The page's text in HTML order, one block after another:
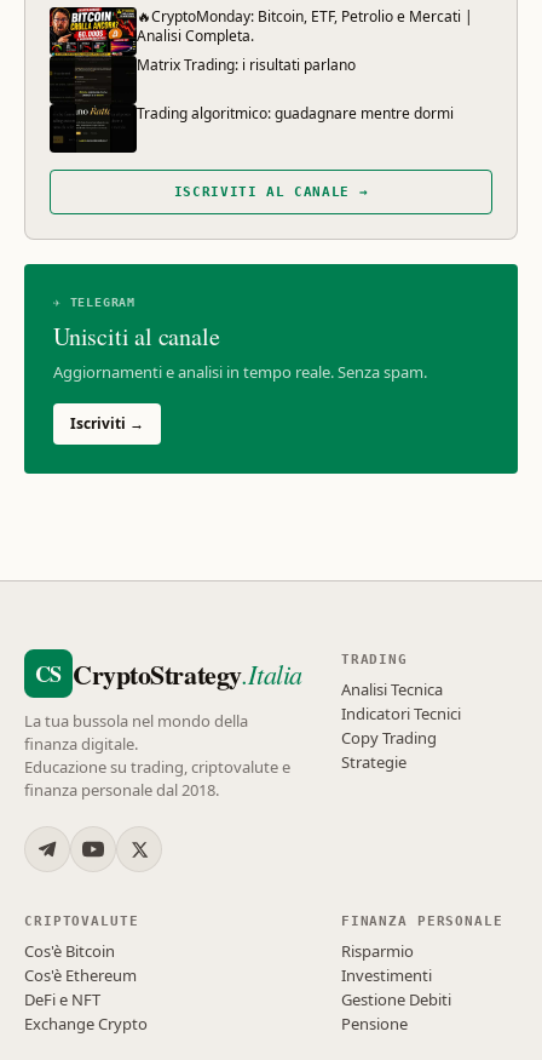
🔥CryptoMonday: Bitcoin, ETF, Petrolio e Mercati |
Analisi Completa.
Matrix Trading: i risultati parlano
Trading algoritmico: guadagnare mentre dormi
ISCRIVITI AL CANALE →
✈ TELEGRAM
Unisciti al canale
Aggiornamenti e analisi in tempo reale. Senza spam.
Iscriviti →
CS CryptoStrategy.Italia
La tua bussola nel mondo della
finanza digitale.
Educazione su trading, criptovalute e
finanza personale dal 2018.
TRADING
Analisi Tecnica
Indicatori Tecnici
Copy Trading
Strategie
CRIPTOVALUTE
Cos'è Bitcoin
Cos'è Ethereum
DeFi e NFT
Exchange Crypto
FINANZA PERSONALE
Risparmio
Investimenti
Gestione Debiti
Pensione